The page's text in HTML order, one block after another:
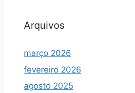
Arquivos
março 2026
fevereiro 2026
agosto 2025